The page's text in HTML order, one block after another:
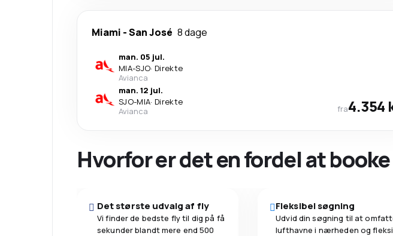
Miami -San José 8 dage
man. 05 jul.
MIA-SJO· Direkte
Avianca
man. 12 jul.
SJO-MIA· Direkte
Avianca
fra4.354
Hvorfor er det en fordel at
Det største udvalg af fly
Vi finder de bedste fly til dig på få
sekunder blandt mere end 500
Fleksibel søgning
Udvid din søgning til at
lufthavne i nærheden og